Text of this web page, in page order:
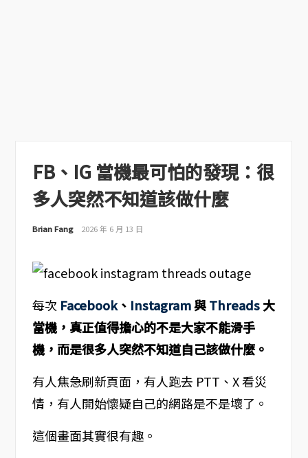
FB、IG 當機最可怕的發現：很
多人突然不知道該做什麼
Brian Fang 2026 年 6 月 13 日
每次 Facebook、 Instagram與Threads大
當機，真正值得擔心的不是大家不能滑手
機，而是很多人突然不知道自己該做什麼。
有人焦急刷新頁面，有人跑去 PTT、X 看災
情，有人開始懷疑自己的網路是不是壞了。
這個畫面其實很有趣。